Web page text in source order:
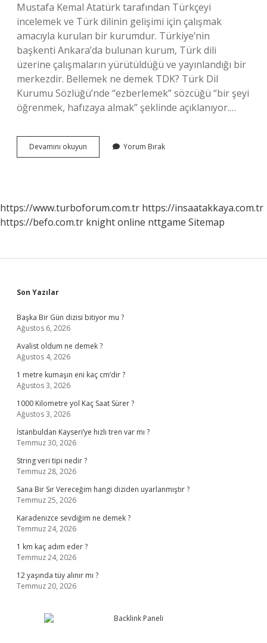
Mustafa Kemal Atatürk tarafından Türkçeyi
incelemek ve Türk dilinin gelişimi için çalışmak
amacıyla kurulan bir kurumdur. Türkiye’nin
başkenti Ankara’da bulunan kurum, Türk dili
üzerine çalışmaların yürütüldüğü ve yayınlandığı bir
merkezdir. Bellemek ne demek TDK? Türk Dil
Kurumu Sözlüğü’nde “ezberlemek” sözcüğü “bir şeyi
öğrenmek, hafızaya almak” şeklinde açıklanıyor.…
Devamını okuyun
Ne
Yorum Bırak
https://www.turboforum.com.tr https://insaatakkaya.com.tr
https://befo.com.tr knight online nttgame Sitemap
Sidebar
Son Yazılar
Başka Bir Gün dizisi bitiyor mu ?
Ağustos 6, 2026
Avalist oldum ne demek ?
Ağustos 4, 2026
1 metre kumaşın eni kaç cm’dir ?
Ağustos 3, 2026
1000 Kilometre yol Kaç Saat Sürer ?
Ağustos 3, 2026
İstanbuldan Kayseri’ye hızlı tren var mı ?
Temmuz 30, 2026
String veri tipi nedir ?
Temmuz 28, 2026
Sana Bir Sır Vereceğim hangi diziden uyarlanmıştır ?
Temmuz 25, 2026
Karadenizce sevdiğim ne demek ?
Temmuz 24, 2026
1 km kaç adım eder ?
Temmuz 24, 2026
12 yaşında tüy alınır mı ?
Temmuz 20, 2026